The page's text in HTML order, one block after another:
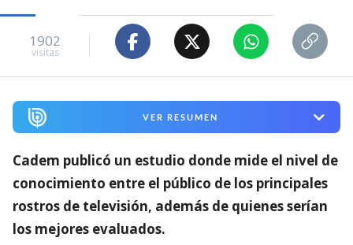
1902
visitas
VER RESUMEN
Cadem publicó un estudio donde mide el nivel de
conocimiento entre el público de los principales
rostros de televisión, además de quienes serían
los mejores evaluados.